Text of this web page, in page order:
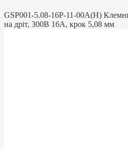
GSP001-5.08-16P-11-00A(H)
на дріт, 300В 16A, крок 5,08 мм